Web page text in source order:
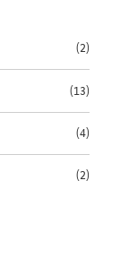
(2)
(13)
(4)
(2)